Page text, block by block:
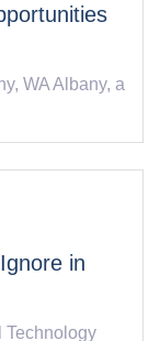
WA Albany, a
in
Technology